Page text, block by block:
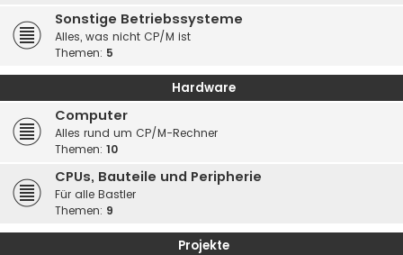
Sonstige Betriebssysteme
Alles, was nicht CP/M ist
Themen: 5
Hardware
Computer
Alles rund um CP/M-Rechner
Themen: 10
CPUs, Bauteile und Peripherie
Für alle Bastler
Themen: 9
Projekte